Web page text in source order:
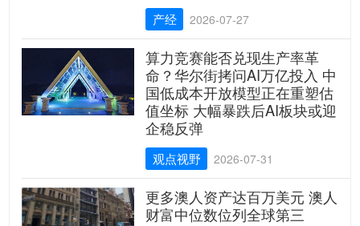
产经 2026-07-27
算力竞赛能否兑现生产率革
命？华尔街拷问AI万亿投入 中
国低成本开放模型正在重塑估
值坐标 大幅暴跌后AI板块或迎
企稳反弹
观点视野 2026-07-31
更多澳人资产达百万美元 澳人
财富中位数位列全球第三